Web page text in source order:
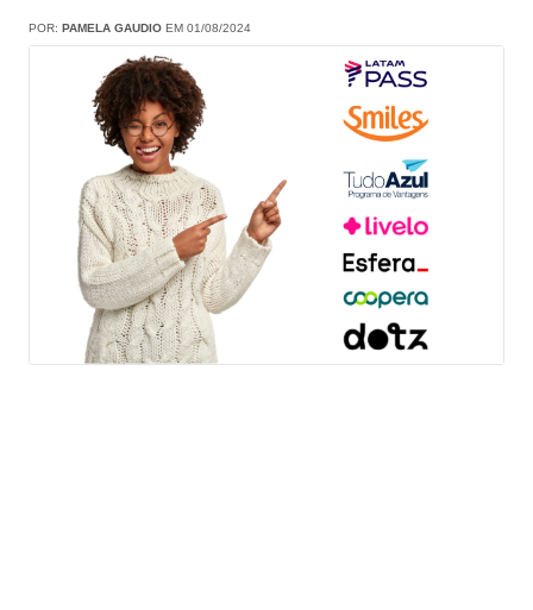
POR: PAMELA GAUDIO EM 01/08/2024